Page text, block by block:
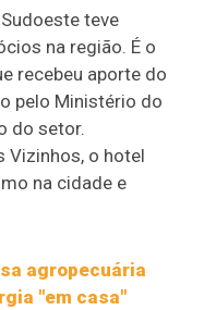
teve
na região. É o
recebeu aporte do
pelo Ministério do
do setor.
Vizinhos, o hotel
na cidade e
agropecuária
"em casa"